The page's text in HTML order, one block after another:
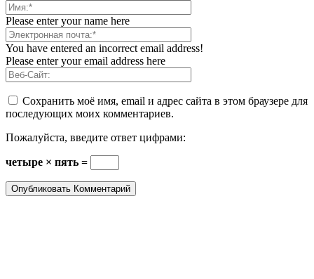
Please enter your name here
You have entered an incorrect email address!
Please enter your email address here
Сохранить моё имя, email и адрес сайта в этом браузере для
последующих моих комментариев.
Пожалуйста, введите ответ цифрами:
четыре × пять =